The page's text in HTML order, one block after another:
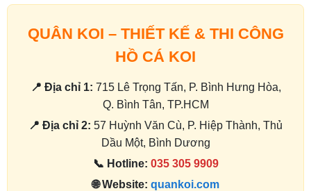
QUÂN KOI – THIẾT KẾ & THI CÔNG
HỒ CÁ KOI
📍 Địa chỉ 1: 715 Lê Trọng Tấn, P. Bình Hưng Hòa,
Q. Bình Tân, TP.HCM
📍 Địa chỉ 2: 57 Huỳnh Văn Cù, P. Hiệp Thành, Thủ
Dầu Một, Bình Dương
📞 Hotline: 035 305 9909
🌐 Website: quankoi.com